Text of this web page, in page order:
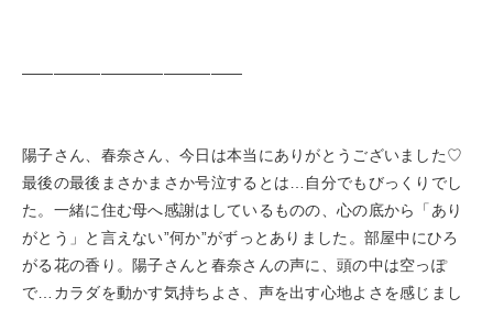
——————————————
陽子さん、春奈さん、今日は本当にありがとうございました♡
最後の最後まさかまさか号泣するとは…自分でもびっくりでし
た。一緒に住む母へ感謝はしているものの、心の底から「あり
がとう」と言えない”何か”がずっとありました。部屋中にひろ
がる花の香り。陽子さんと春奈さんの声に、頭の中は空っぽ
で…カラダを動かす気持ちよさ、声を出す心地よさを感じまし